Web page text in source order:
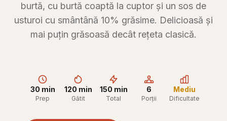
burtă, cu burtă coaptă la cuptor și un sos de
usturoi cu smântână 10% grăsime. Delicioasă și
mai puțin grăsoasă decât rețeta clasică.
30 min
Prep
120 min
Gătit
150 min
Total
6
Porții
Mediu
Dificultate